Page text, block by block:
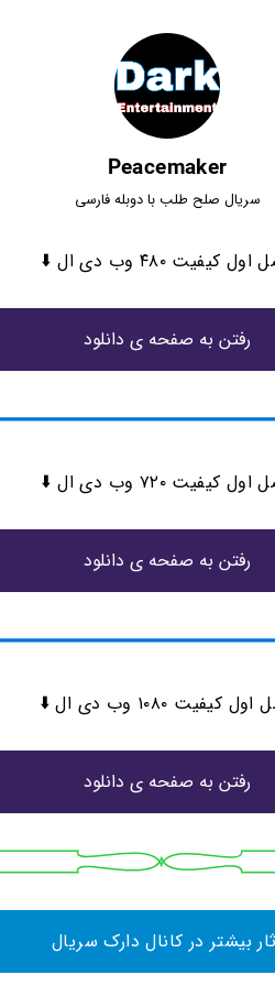
Peacemaker
سریال صلح طلب با دوبله فارسی
کیفیت ۴۸۰ وب دی ال ⬇️
رفتن به صفحه ی دانلود
کیفیت ۷۲۰ وب دی ال ⬇️
رفتن به صفحه ی دانلود
کیفیت ۱۰۸۰ وب دی ال ⬇️
رفتن به صفحه ی دانلود
بیشتر در کانال دارک سریال